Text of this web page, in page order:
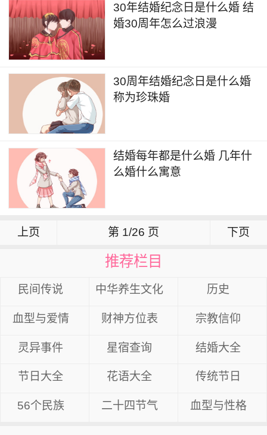
30年结婚纪念日是什么婚 结
婚30周年怎么过浪漫
30周年结婚纪念日是什么婚
称为珍珠婚
结婚每年都是什么婚 几年什
么婚什么寓意
上页 第 1/26 页 下页
推荐栏目
民间传说 中华养生文化 历史
血型与爱情 财神方位表 宗教信仰
灵异事件 星宿查询 结婚大全
节日大全 花语大全 传统节日
56个民族 二十四节气 血型与性格